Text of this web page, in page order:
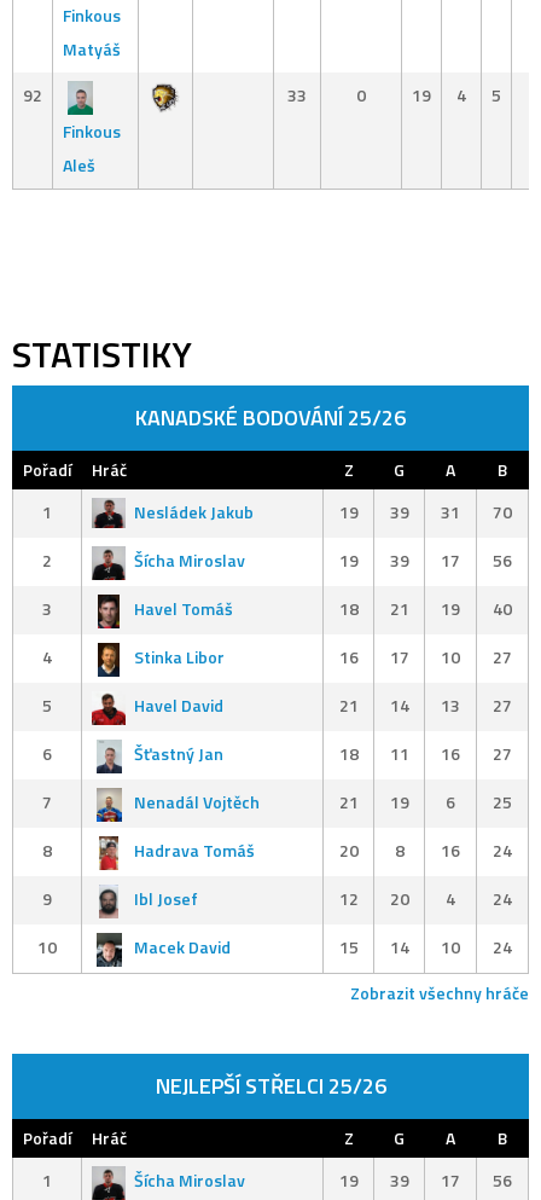
Finkous
Matyáš
92
Finkous
Aleš
33 0 19 4 5
STATISTIKY
KANADSKÉ BODOVÁNÍ 25/26
Pořadí Hráč Z G A
B
1
Nesládek Jakub 19 39 31
70
2
Šícha Miroslav 19 39 17
56
3
Havel Tomáš 18 21 19
40
4
Stinka Libor 16 17 10
27
5
Havel David 21 14 13
27
6
Šťastný Jan 18 11 16
27
7
Nenadál Vojtěch 21 19 6
25
8
Hadrava Tomáš 20 8 16
24
9
Ibl Josef 12 20 4
24
10
Macek David 15 14 10
24
Zobrazit všechny hráče
NEJLEPŠÍ STŘELCI 25/26
Pořadí Hráč Z G A
B
1
Šícha Miroslav 19 39 17
56